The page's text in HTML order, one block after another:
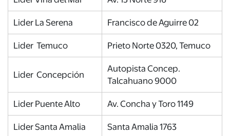
Lider La Serena Francisco de Aguirre 02
Lider Temuco Prieto Norte 0320, Temuco
Lider Concepción
Autopista Concep.
Talcahuano 9000
Lider Puente Alto Av. Concha y Toro 1149
Lider Santa Amalia Santa Amalia 1763